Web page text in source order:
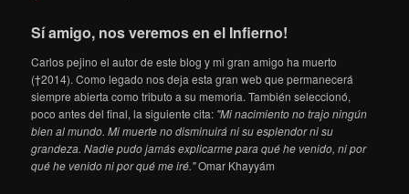
Sí amigo, nos veremos en el Infierno!
Carlos pejino el autor de este blog y mi gran amigo ha muerto
(†2014). Como legado nos deja esta gran web que permanecerá
siempre abierta como tributo a su memoria. También seleccionó,
poco antes del final, la siguiente cita: "Mi nacimiento no trajo ningún
bien al mundo. Mi muerte no disminuirá ni su esplendor ni su
grandeza. Nadie pudo jamás explicarme para qué he venido, ni por
qué he venido ni por qué me iré."Omar Khayyám